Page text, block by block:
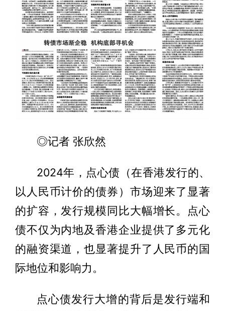
◎记者 张欣然
2024年，点心债（在香港发行的、
以人民币计价的债券）市场迎来了显著
的扩容，发行规模同比大幅增长。点心
债不仅为内地及香港企业提供了多元化
的融资渠道，也显著提升了人民币的国
际地位和影响力。
点心债发行大增的背后是发行端和